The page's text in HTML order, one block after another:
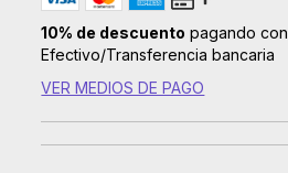
10% de descuento pagando con
Efectivo/Transferencia bancaria
VER MEDIOS DE PAGO